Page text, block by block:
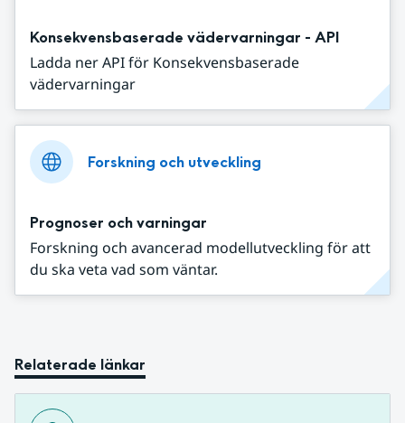
Konsekvensbaserade vädervarningar - API
Ladda ner API för Konsekvensbaserade
vädervarningar
Forskning och utveckling
Prognoser och varningar
Forskning och avancerad modellutveckling för att
du ska veta vad som väntar.
Relaterade länkar